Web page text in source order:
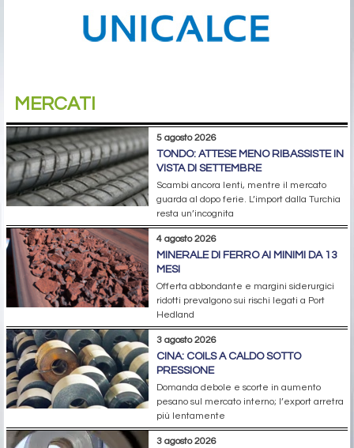
MERCATI
5 agosto 2026
TONDO: ATTESE MENO RIBASSISTE IN
VISTA DI SETTEMBRE
Scambi ancora lenti, mentre il mercato
guarda al dopo ferie. L’import dalla Turchia
resta un’incognita
4 agosto 2026
MINERALE DI FERRO AI MINIMI DA 13
MESI
Offerta abbondante e margini siderurgici
ridotti prevalgono sui rischi legati a Port
Hedland
3 agosto 2026
CINA: COILS A CALDO SOTTO
PRESSIONE
Domanda debole e scorte in aumento
pesano sul mercato interno; l’export arretra
più lentamente
3 agosto 2026